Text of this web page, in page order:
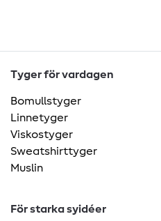
Tyger för vardagen
Bomullstyger
Linnetyger
Viskostyger
Sweatshirttyger
Muslin
För starka syidéer